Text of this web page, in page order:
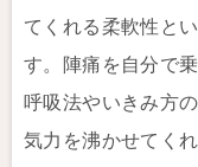
てくれる柔軟性と
す。陣痛を自分で
呼吸法やいきみ方
気力を沸かせてく